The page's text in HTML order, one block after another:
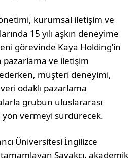
kurumsal iletişim ve
15 yılı aşkın deneyime
görevinde Kaya Holding’in
pazarlama ve iletişim
müşteri deneyimi,
odaklı pazarlama
grubun uluslararası
vermeyi sürdürecek.
Üniversitesi İngilizce
Şayakçı, akademik